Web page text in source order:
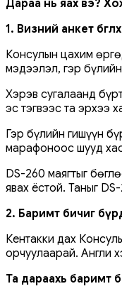
Дараа нь яах вэ?
1. Визний анкет бөглөх
Консулын цахим
мэдээлэл, гэр
Хэрэв сугалаанд
эс тэгвээс та эрхээ
Гэр бүлийн гишүүн
марафоноос шууд
DS-260 маягтыг
явах ёстой. Таныг
2. Баримт бичиг
Кентакки дах
орчуулаарай. Англи
Та дараахь баримт